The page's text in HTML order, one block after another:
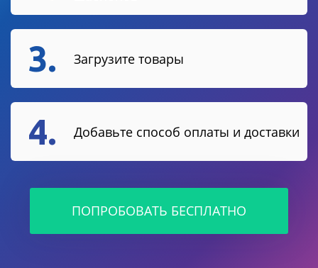
3. Загрузите товары
4. Добавьте способ оплаты и доставки
ПОПРОБОВАТЬ БЕСПЛАТНО